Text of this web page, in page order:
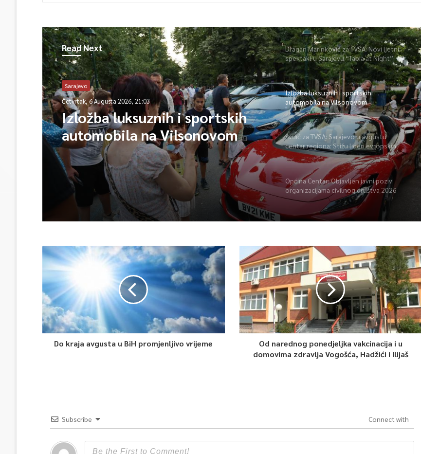
Read Next
Sarajevo
Četvrtak, 6 Augusta 2026, 21:03
Izložba luksuznih i sportskih
automobila na Vilsonovom
Dragan Marinković za TVSA: Novi ljetni
spektakl u Sarajevu “Tabia at Night”
Izložba luksuznih i sportskih
automobila na Vilsonovom
Avdić za TVSA: Sarajevo u avgustu
centar regiona: Stižu lideri evropskih
gradova
Općina Centar: Objavljen javni poziv
organizacijama civilnog društva 2026
Do kraja avgusta u BiH promjenljivo vrijeme
Od narednog ponedjeljka vakcinacija i u
domovima zdravlja Vogošća, Hadžići i Ilijaš
Subscribe Connect with